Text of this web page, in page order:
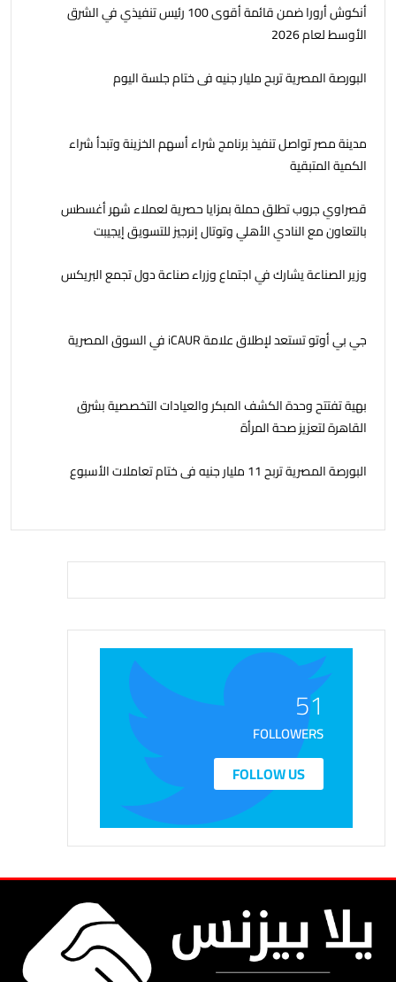
أنكوش أرورا ضمن قائمة أقوى 100 رئيس تنفيذي في الشرق
الأوسط لعام 2026
البورصة المصرية تربح مليار جنيه فى ختام جلسة اليوم
مدينة مصر تواصل تنفيذ برنامج شراء أسهم الخزينة وتبدأ شراء
الكمية المتبقية
قصراوي جروب تطلق حملة بمزايا حصرية لعملاء شهر أغسطس
بالتعاون مع النادي الأهلي وتوتال إنرجيز للتسويق إيجيبت
وزير الصناعة يشارك في اجتماع وزراء صناعة دول تجمع البريكس
جي بي أوتو تستعد لإطلاق علامة iCAUR في السوق المصرية
بهية تفتتح وحدة الكشف المبكر والعيادات التخصصية بشرق
القاهرة لتعزيز صحة المرأة
البورصة المصرية تربح 11 مليار جنيه فى ختام تعاملات الأسبوع
51
FOLLOWERS
FOLLOW US